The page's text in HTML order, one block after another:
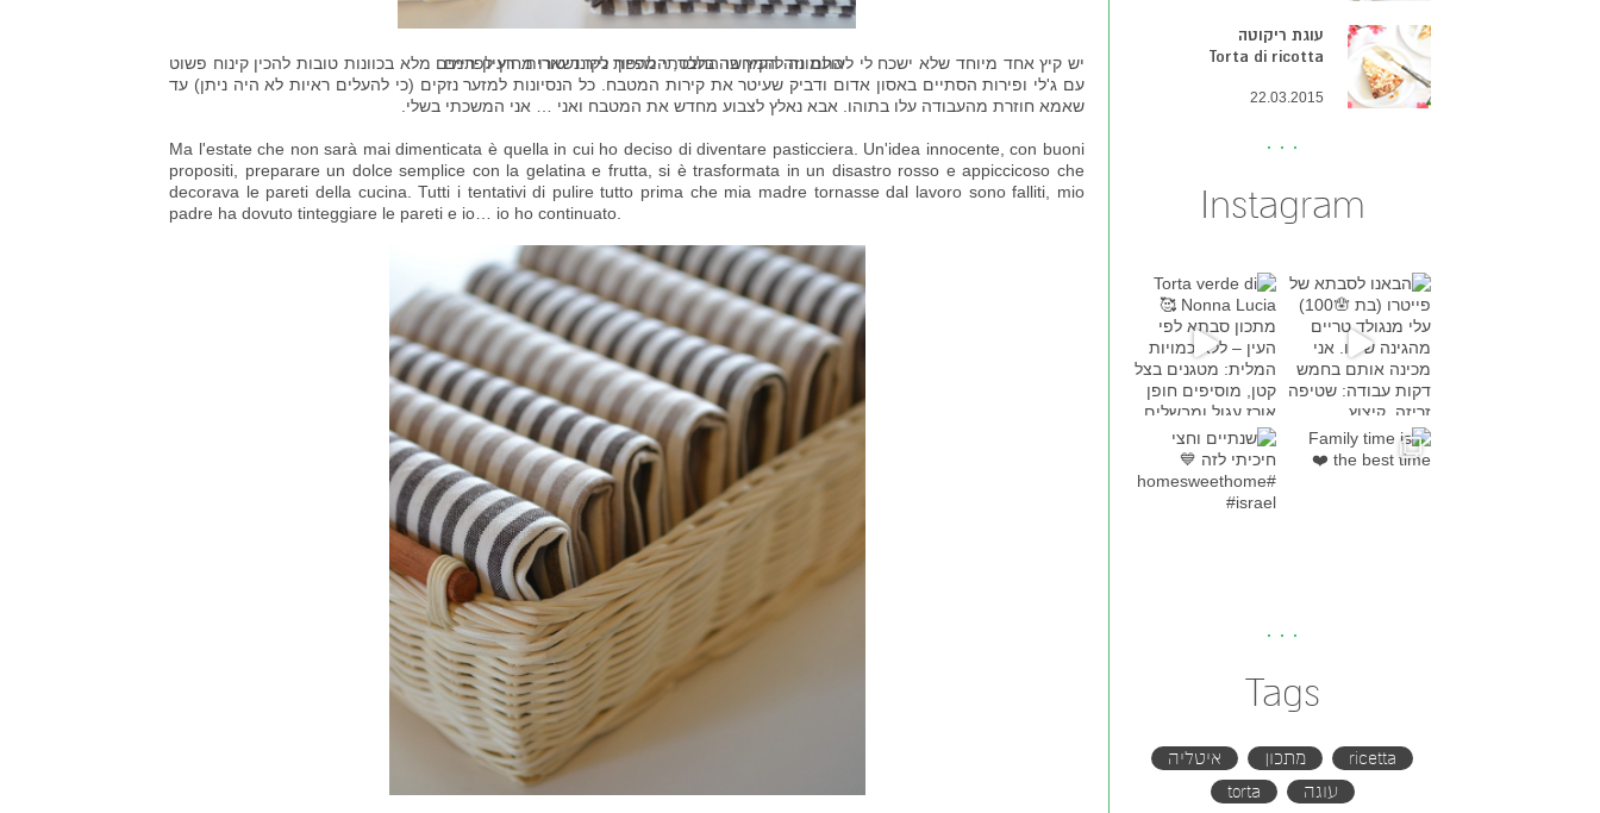
עוגת ריקוטה
Torta di ricotta
22.03.2015
Instagram
Torta verde di Nonna Lucia מתכון סבת
שנתיים וחצי חיכיתי לזה
Tags
ricetta מתכון
איטליה
עוגה
torta
התמונה להמחשה בלבד, המפיות נייר נשארו מחוץ לפריים
יש קיץ אחד מיוחד שלא ישכח לי לעולם וזה הקיץ בו החלטתי להפוך לקונדיטורית. רעיון תמים מלא בכוונות טובות להכין קינוח פשוט
עם ג'לי ופירות הסתיים באסון אדום ודביק שעיטר את קירות המטבח. כל הנסיונות למזער נזקים (כי להעלים ראיות לא היה ניתן) עד
שאמא חוזרת מהעבודה עלו בתוהו. אבא נאלץ לצבוע מחדש את המטבח ואני … אני המשכתי בשלי.
Ma l'estate che non sarà mai dimenticata è quella in cui ho deciso di diventare pasticciera. Un'idea innocente, con buoni
propositi, preparare un dolce semplice con la gelatina e frutta, si è trasformata in un disastro rosso e appiccicoso che
decorava le pareti della cucina. Tutti i tentativi di pulire tutto prima che mia madre tornasse dal lavoro sono falliti, mio
padre ha dovuto tinteggiare le pareti e io… io ho continuato.